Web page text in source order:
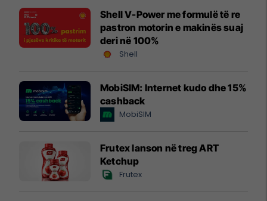
Shell V-Power me formulë të re
pastron motorin e makinës suaj
deri në 100%
Shell
MobiSIM: Internet kudo dhe 15%
cashback
MobiSIM
Frutex lanson në treg ART
Ketchup
Frutex